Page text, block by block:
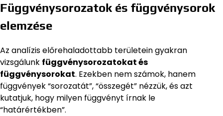
Függvénysorozatok és függvénysorok
elemzése
Az analízis előrehaladottabb területein gyakran
vizsgálunk függvénysorozatokat és
függvénysorokat. Ezekben nem számok, hanem
függvények “sorozatát”, “összegét” nézzük, és azt
kutatjuk, hogy milyen függvényt írnak le
“határértékben”.